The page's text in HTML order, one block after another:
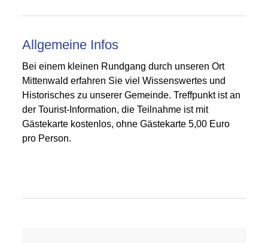
Allgemeine Infos
Bei einem kleinen Rundgang durch unseren Ort
Mittenwald erfahren Sie viel Wissenswertes und
Historisches zu unserer Gemeinde. Treffpunkt ist an
der Tourist-Information, die Teilnahme ist mit
Gästekarte kostenlos, ohne Gästekarte 5,00 Euro
pro Person.